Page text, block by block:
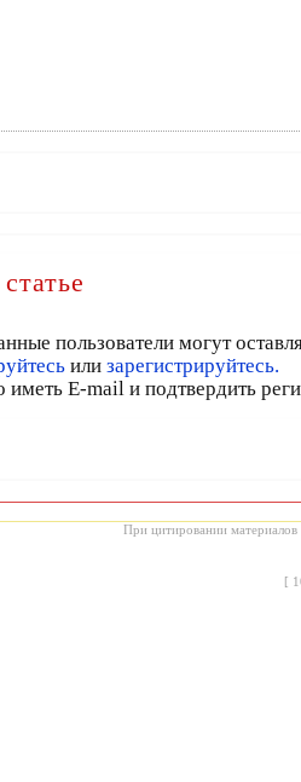
пользователи могут
или зарегистрируйтесь.
иметь E-mail и подтвердить
При цитировании материалов
[